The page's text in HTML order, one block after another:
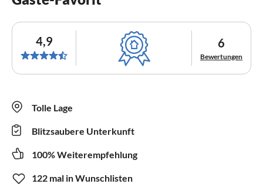
4,9 6
Bewertungen
Tolle Lage
Blitzsaubere Unterkunft
100% Weiterempfehlung
122 mal in Wunschlisten